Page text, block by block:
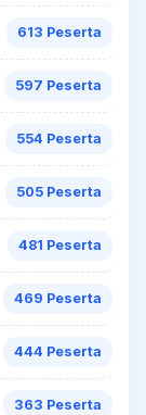
613 Peserta
597 Peserta
554 Peserta
505 Peserta
481 Peserta
469 Peserta
444 Peserta
363 Peserta